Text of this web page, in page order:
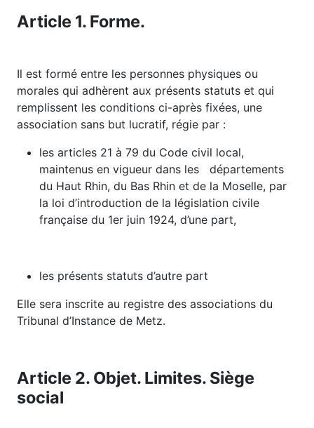
Article 1. Forme.
Il est formé entre les personnes physiques ou
morales qui adhèrent aux présents statuts et qui
remplissent les conditions ci-après fixées, une
association sans but lucratif, régie par :
les articles 21 à 79 du Code civil local,
maintenus en vigueur dans les départements
du Haut Rhin, du Bas Rhin et de la Moselle, par
la loi d’introduction de la législation civile
française du 1er juin 1924, d’une part,
les présents statuts d’autre part
Elle sera inscrite au registre des associations du
Tribunal d’Instance de Metz.
Article 2. Objet. Limites. Siège
social